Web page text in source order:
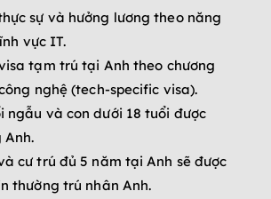
sự và hưởng lương theo năng
vực IT.
tạm trú tại Anh theo chương
nghệ (tech-specific visa).
ngẫu và con dưới 18 tuổi được
Anh.
cư trú đủ 5 năm tại Anh sẽ được
thường trú nhân Anh.